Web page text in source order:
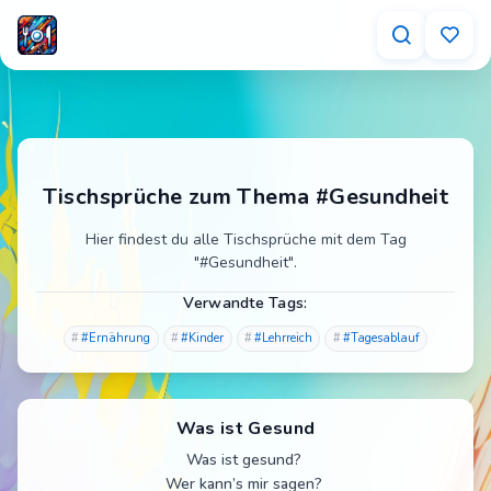
Tischsprüche zum Thema #Gesundheit
Hier findest du alle Tischsprüche mit dem Tag
"#Gesundheit".
Verwandte Tags:
#Ernährung #Kinder #Lehrreich #Tagesablauf
Was ist Gesund
Was ist gesund?
Wer kann’s mir sagen?